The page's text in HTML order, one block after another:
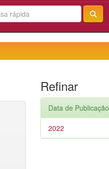
Refinar
Data de Publicação
2022